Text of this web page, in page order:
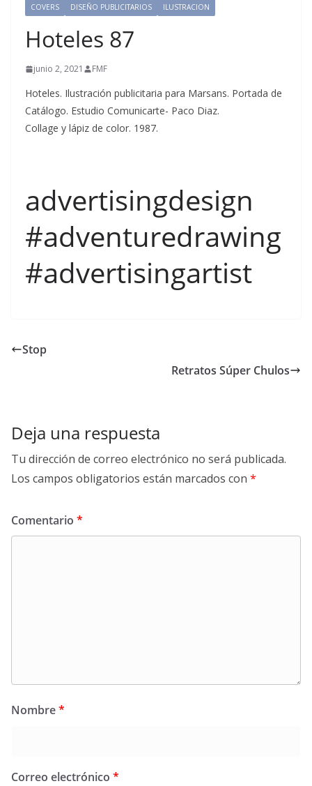
COVERS DISEÑO PUBLICITARIOS ILUSTRACION
Hoteles 87
junio 2, 2021 FMF
Hoteles. Ilustración publicitaria para Marsans. Portada de
Catálogo. Estudio Comunicarte- Paco Diaz.
Collage y lápiz de color. 1987.
advertisingdesign
#adventuredrawing
#advertisingartist
Stop
Retratos Súper Chulos
Deja una respuesta
Tu dirección de correo electrónico no será publicada.
Los campos obligatorios están marcados con *
Comentario *
Nombre*
Correo electrónico *